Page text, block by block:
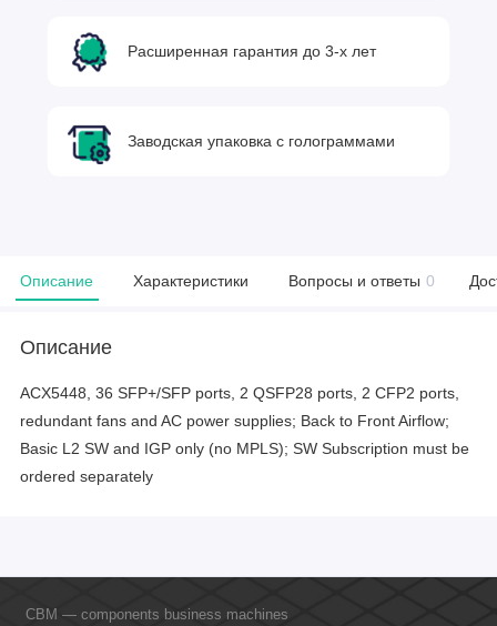
Расширенная гарантия до 3-х лет
Заводская упаковка с голограммами
Описание Характеристики Вопросы и ответы 0
Описание
ACX5448, 36 SFP+/SFP ports, 2 QSFP28 ports, 2 CFP2 ports,
redundant fans and AC power supplies; Back to Front Airflow;
Basic L2 SW and IGP only (no MPLS); SW Subscription must be
ordered separately
CBM — components business machines